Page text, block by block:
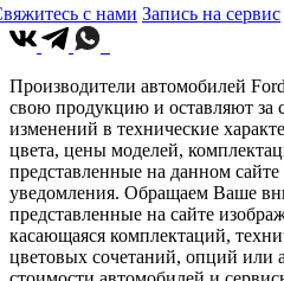
с нами Запись на сервис
Производители автомобилей
свою продукцию и оставляют за
изменений в технические
цвета, цены моделей,
представленные на данном сайте
уведомления. Обращаем Ваше
представленные на сайте
касающаяся комплектаций,
цветовых сочетаний, опций или